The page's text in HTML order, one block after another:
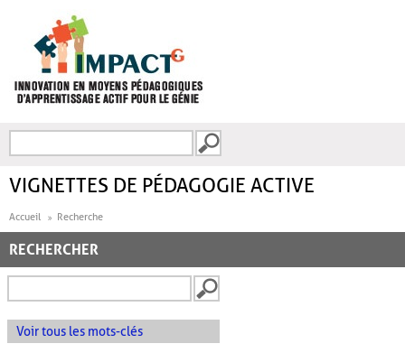
FORMULAIRE DE
VIGNETTES DE PÉDAGOGIE ACTIVE
Accueil Recherche
RECHERCHER
Voir tous les mots-clés